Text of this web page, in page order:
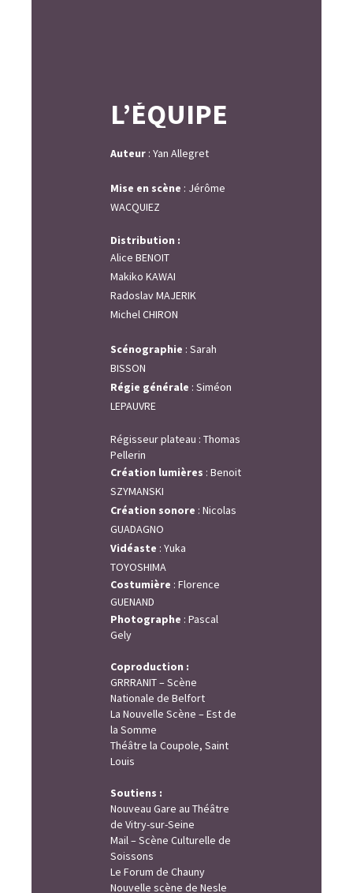
L’ÉQUIPE
Auteur :Yan Allegret
Mise en scène : Jérôme
WACQUIEZ
Distribution :
Alice BENOIT
Makiko KAWAI
Radoslav MAJERIK
Michel CHIRON
Scénographie :Sarah
BISSON
Régie générale :Siméon
LEPAUVRE
Régisseur plateau : Thomas
Pellerin
Création lumières :Benoit
SZYMANSKI
Création sonore :Nicolas
GUADAGNO
Vidéaste :Yuka
TOYOSHIMA
Costumière : Florence
GUENAND
Photographe : Pascal
Gely
Coproduction :
GRRRANIT – Scène
Nationale de Belfort
La Nouvelle Scène – Est de
la Somme
Théâtre la Coupole, Saint
Louis
Soutiens :
Nouveau Gare au Théâtre
de Vitry-sur-Seine
Mail – Scène Culturelle de
Soissons
Le Forum de Chauny
Nouvelle scène de Nesle